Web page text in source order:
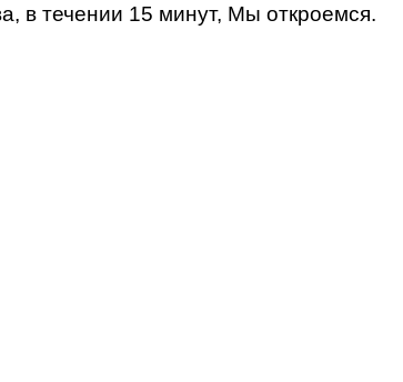
в течении 15 минут, Мы откроемся.